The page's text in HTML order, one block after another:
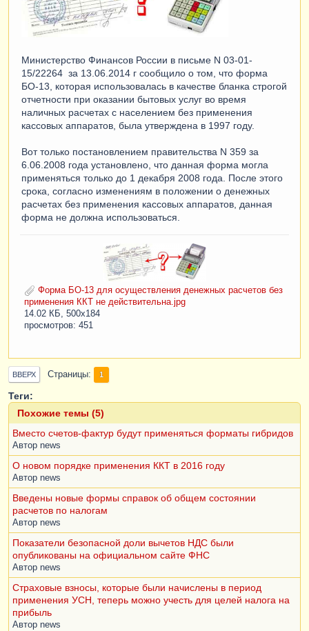
Министерство Финансов России в письме N 03-01-
15/22264 за 13.06.2014 г сообщило о том, что форма
БО-13, которая использовалась в качестве бланка строгой
отчетности при оказании бытовых услуг во время
наличных расчетах с населением без применения
кассовых аппаратов, была утверждена в 1997 году.
Вот только постановлением правительства N 359 за
6.06.2008 года установлено, что данная форма могла
применяться только до 1 декабря 2008 года. После этого
срока, согласно изменениям в положении о денежных
расчетах без применения кассовых аппаратов, данная
форма не должна использоваться.
Форма БО-13 для осуществления денежных расчетов без
применения ККТ не действительна.jpg
14.02 КБ, 500x184
просмотров: 451
ВВЕРХ Страницы 1
Теги:
Похожие темы (5)
Вместо счетов-фактур будут применяться форматы гибридов
Автор news
О новом порядке применения ККТ в 2016 году
Автор news
Введены новые формы справок об общем состоянии
расчетов по налогам
Автор news
Показатели безопасной доли вычетов НДС были
опубликованы на официальном сайте ФНС
Автор news
Страховые взносы, которые были начислены в период
применения УСН, теперь можно учесть для целей налога на
прибыль
Автор news